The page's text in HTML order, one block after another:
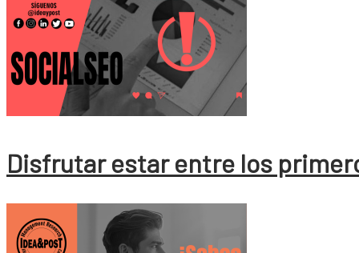
Disfrutar estar entre los